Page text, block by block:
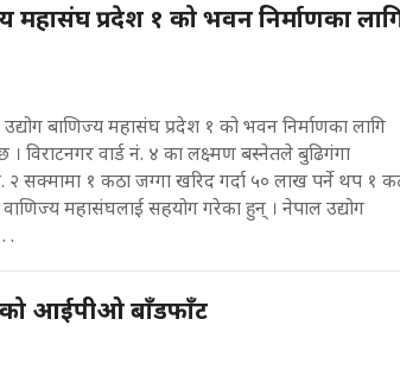
महासंघ प्रदेश १ को भवन निर्माणका
बाणिज्य महासंघ प्रदेश १ को भवन निर्माणका लागि
। विराटनगर वार्ड नं. ४ का लक्ष्मण बस्नेतले बुढिगंगा
२ सक्मामा १ कठा जग्गा खरिद गर्दा ५० लाख पर्ने थप १
वाणिज्य महासंघलाई सहयोग गरेका हुन् । नेपाल उद्योग
.
आईपीओ बाँडफाँट